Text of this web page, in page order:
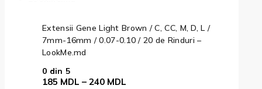
Extensii Gene Light Brown / C, CC, M, D, L /
7mm-16mm / 0.07-0.10 / 20 de Rinduri –
LookMe.md
0 din 5
185 MDL – 240 MDL